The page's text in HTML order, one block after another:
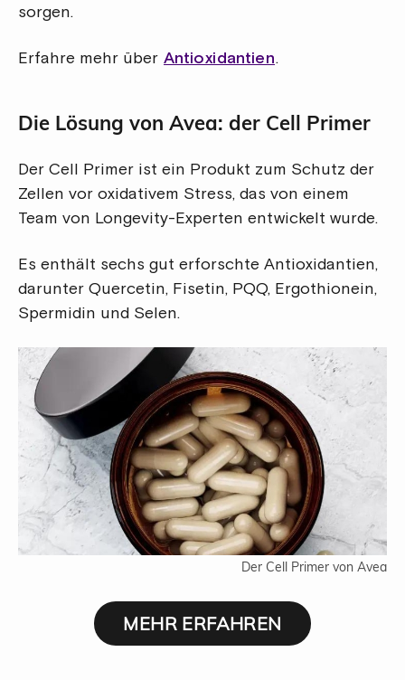
sorgen.
Erfahre mehr über Antioxidantien.
Die Lösung von Avea: der Cell Primer
Der Cell Primer ist ein Produkt zum Schutz der
Zellen vor oxidativem Stress, das von einem
Team von Longevity-Experten entwickelt wurde.
Es enthält sechs gut erforschte Antioxidantien,
darunter Quercetin, Fisetin, PQQ, Ergothionein,
Spermidin und Selen.
Der Cell Primer von Avea
MEHR ERFAHREN